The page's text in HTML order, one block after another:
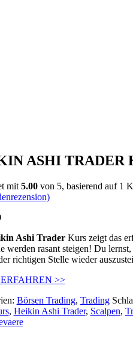
ASHI TRADER
mit 5.00von 5, basierend auf 1
Ashi TraderKurs zeigt das
werden rasant steigen! Du
richtigen Stelle wieder
>>
Börsen Trading, Trading
, Heikin Ashi Trader, Scalpen,